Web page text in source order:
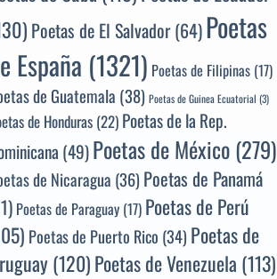
Poetas de El Salvador(64)Poetas
España (1321) Poetas de Filipinas (17)
de Guatemala (38) Poetas de Guinea Ecuatorial (3)
de Honduras(22) Poetas de la Rep.
(49)Poetas de México(279)
de Nicaragua (36) Poetas de Panamá
Poetas de Paraguay (17) Poetas de Perú
Poetas de Puerto Rico (34) Poetas de
(120)Poetas de Venezuela (113)